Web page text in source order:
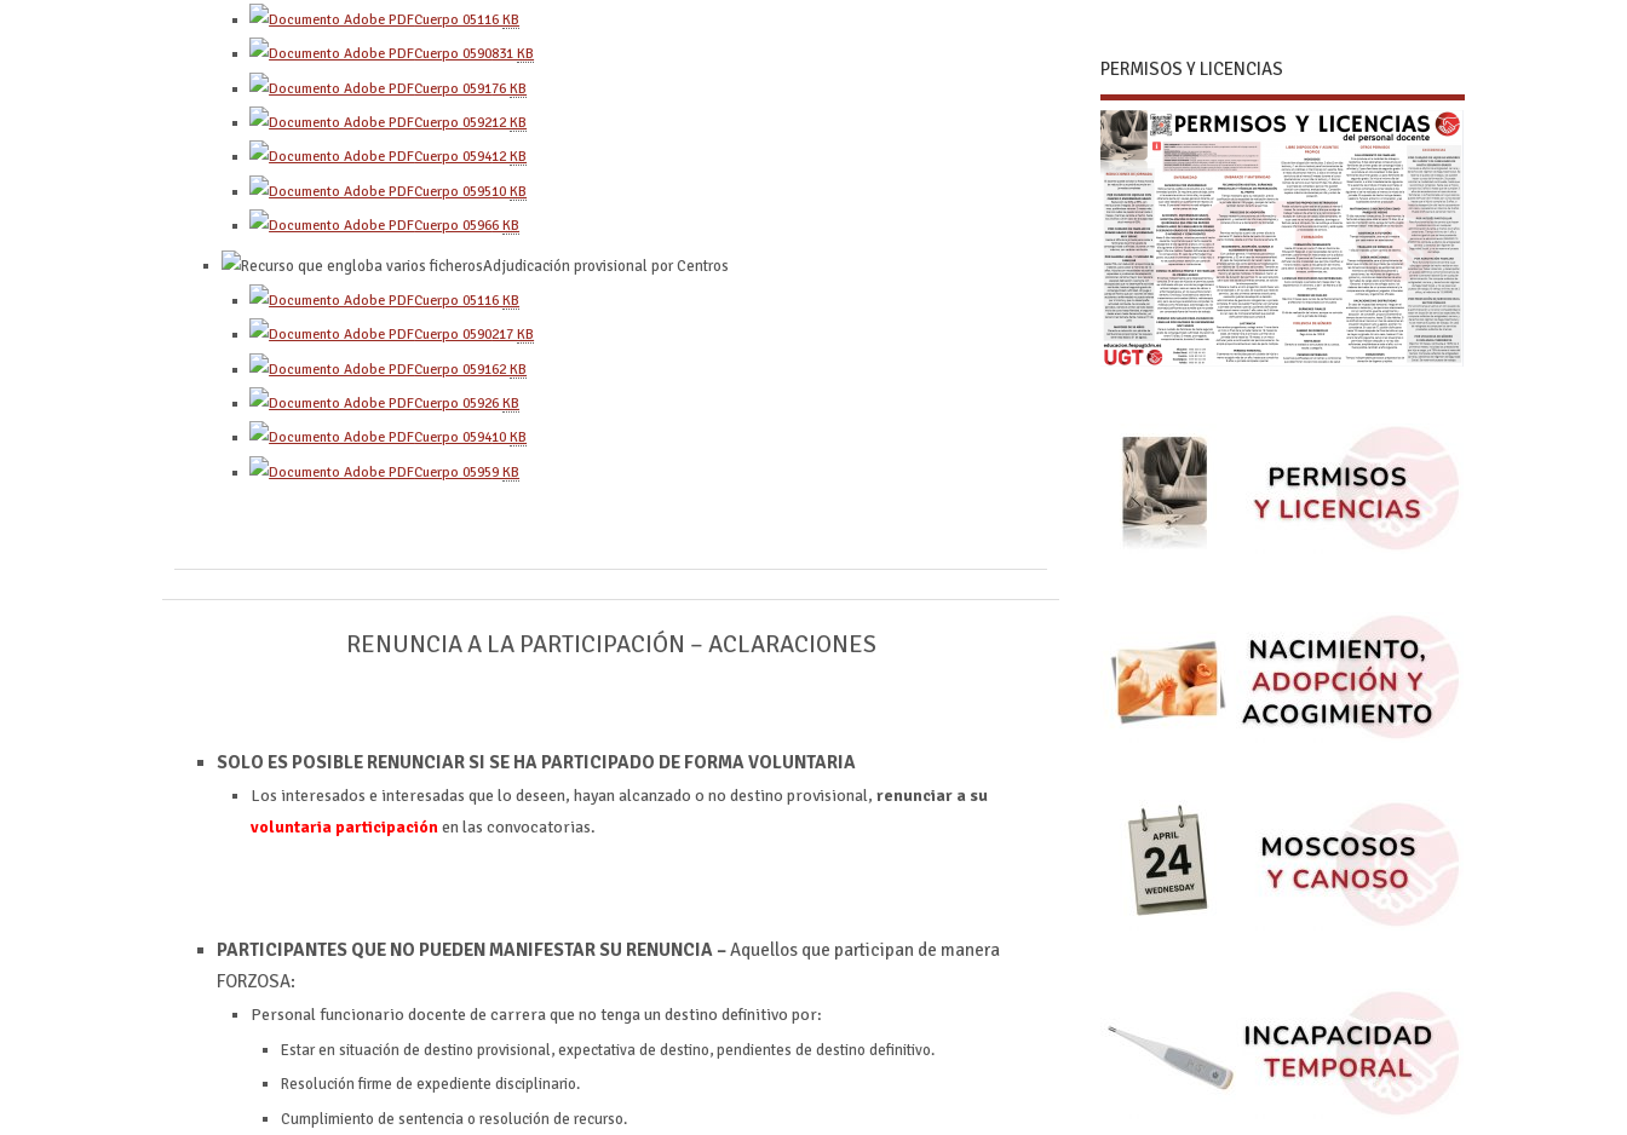
Cuerpo 05116KB
Cuerpo 0590831KB
Cuerpo 059176KB
Cuerpo 059212KB
Cuerpo 059412KB
Cuerpo 059510KB
Cuerpo 05966KB
Adjudicación provisional por Centros
Cuerpo 05116KB
Cuerpo 0590217KB
Cuerpo 059162KB
Cuerpo 05926KB
Cuerpo 059410KB
Cuerpo 05959KB
RENUNCIA A LA PARTICIPACIÓN – ACLARACIONES
SOLO ES POSIBLE RENUNCIAR SI SE HA PARTICIPADO DE FORMA VOLUNTARIA
Los interesados e interesadas que lo deseen, hayan alcanzado o no destino provisional, renunciar a su
voluntaria participaciónen las convocatorias.
PARTICIPANTES QUE NO PUEDEN MANIFESTAR SU RENUNCIA –Aquellos que participan de manera
FORZOSA:
Personal funcionario docente de carrera que no tenga un destino definitivo por:
Estar en situación de destino provisional, expectativa de destino, pendientes de destino definitivo.
Resolución firme de expediente disciplinario.
Cumplimiento de sentencia o resolución de recurso.
PERMISOS Y LICENCIAS